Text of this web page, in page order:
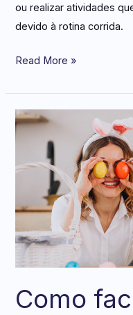
ou realizar atividades
devido à rotina corrida.
Read More »
Como
Como
facilitar
preparativos
Páscoa